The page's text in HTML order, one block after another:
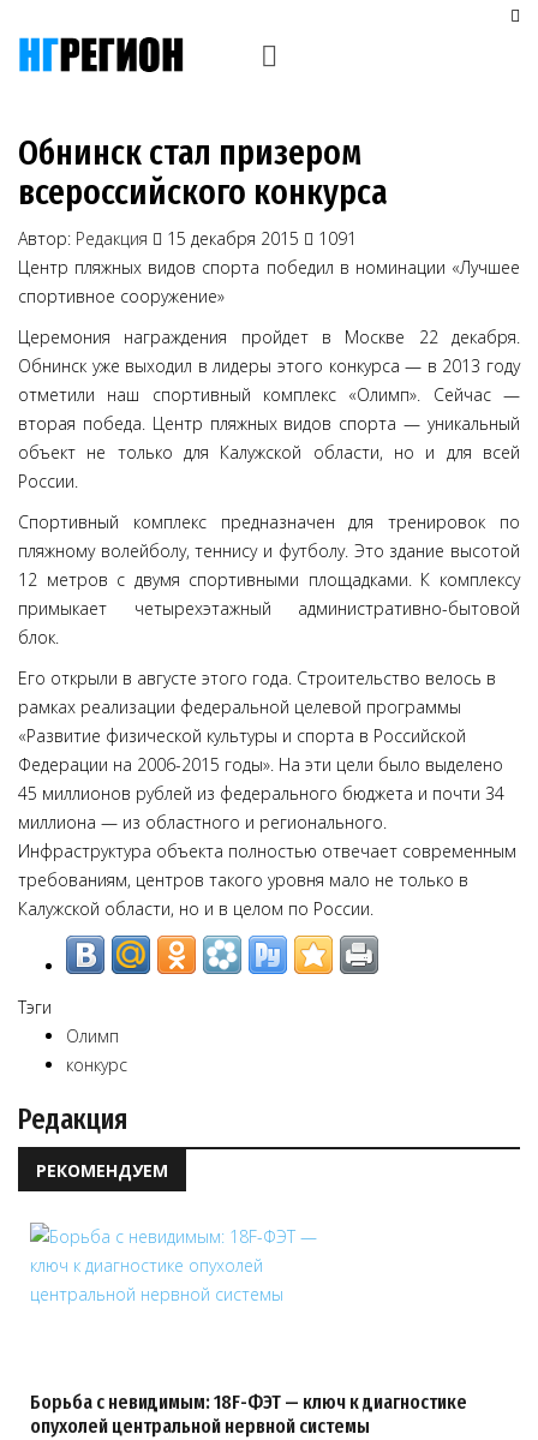
Обнинск стал призером
всероссийского конкурса
Автор: Редакция 15 декабря 2015
1091
Центр пляжных видов спорта победил в номинации «Лучшее
спортивное сооружение»
Церемония награждения пройдет в Москве 22 декабря.
Обнинск уже выходил в лидеры этого конкурса — в 2013 году
отметили наш спортивный комплекс «Олимп». Сейчас —
вторая победа. Центр пляжных видов спорта — уникальный
объект не только для Калужской области, но и для всей
России.
Спортивный комплекс предназначен для тренировок по
пляжному волейболу, теннису и футболу. Это здание высотой
12 метров с двумя спортивными площадками. К комплексу
примыкает четырехэтажный административно-бытовой
блок.
Его открыли в августе этого года. Строительство велось в
рамках реализации федеральной целевой программы
«Развитие физической культуры и спорта в Российской
Федерации на 2006-2015 годы». На эти цели было выделено
45 миллионов рублей из федерального бюджета и почти 34
миллиона — из областного и регионального.
Инфраструктура объекта полностью отвечает современным
требованиям, центров такого уровня мало не только в
Калужской области, но и в целом по России.
Тэги
Олимп
конкурс
Редакция
РЕКОМЕНДУЕМ
Борьба с невидимым: 18F-ФЭТ — ключ к диагностике
опухолей центральной нервной системы